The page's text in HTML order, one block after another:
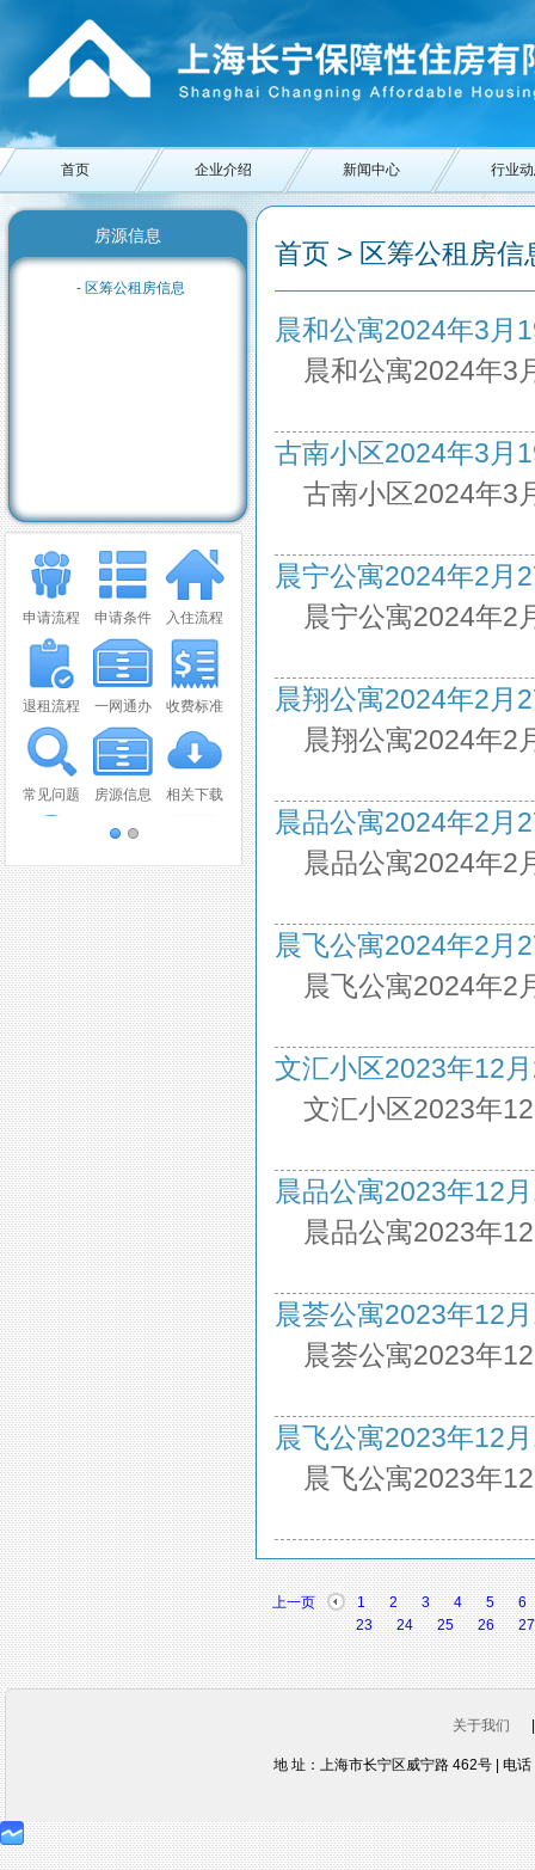
首页 企业介绍 新闻中心 行业
房源信息
- 区筹公租房信息
申请流程 申请条件 入住流程
退租流程 一网通办 收费标准
常见问题 房源信息 相关下载
联系我们 视频播放 报纸新闻
OA系统 意见建议
首页 > 区筹公租房信
晨和公寓2024年3月
晨和公寓2024年3
古南小区2024年3月
古南小区2024年3
晨宁公寓2024年2月
晨宁公寓2024年2
晨翔公寓2024年2月
晨翔公寓2024年2
晨品公寓2024年2月
晨品公寓2024年2
晨飞公寓2024年2月
晨飞公寓2024年2
文汇小区2023年12
文汇小区2023年
晨品公寓2023年12
晨品公寓2023年
晨荟公寓2023年12
晨荟公寓2023年
晨飞公寓2023年12
晨飞公寓2023年
上一页 1 2 3 4 5
6
23
24 25 26 27
关于我们
地 址：上海市长宁区威宁路 462号 | 电